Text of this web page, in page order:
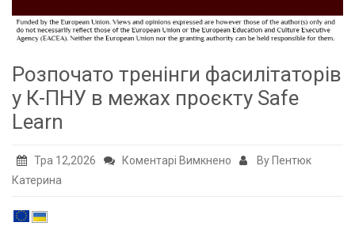
Розпочато тренінги фасилітаторів
у К-ПНУ в межах проєкту Safe
Learn
Тра 12,2026 Коментарі Вимкнено до
By Пентюк
Катерина